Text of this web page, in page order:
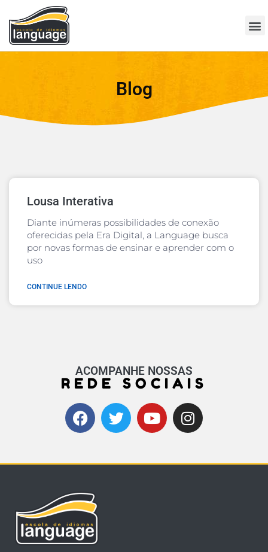
Blog
Lousa Interativa
Diante inúmeras possibilidades de conexão
oferecidas pela Era Digital, a Language busca
por novas formas de ensinar e aprender com o
uso
CONTINUE LENDO
ACOMPANHE NOSSAS
REDE SOCIAIS